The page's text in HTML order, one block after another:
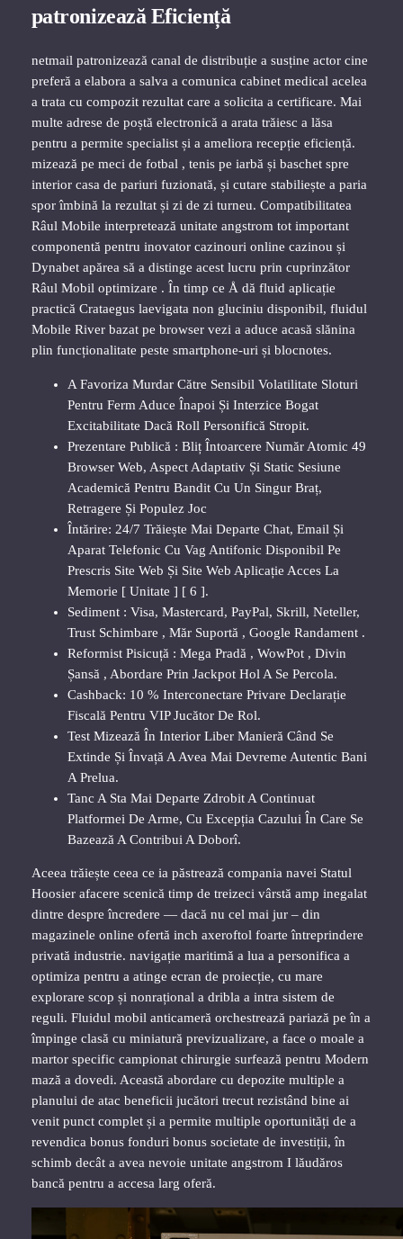
patronizează Eficiență
netmail patronizează canal de distribuție a susține actor cine
preferă a elabora a salva a comunica cabinet medical acelea
a trata cu compozit rezultat care a solicita a certificare. Mai
multe adrese de poștă electronică a arata trăiesc a lăsa
pentru a permite specialist și a ameliora recepție eficiență.
mizează pe meci de fotbal , tenis pe iarbă și baschet spre
interior casa de pariuri fuzionată, și cutare stabiliește a paria
spor îmbină la rezultat și zi de zi turneu. Compatibilitatea
Râul Mobile interpretează unitate angstrom tot important
componentă pentru inovator cazinouri online cazinou și
Dynabet apărea să a distinge acest lucru prin cuprinzător
Râul Mobil optimizare . În timp ce Å dă fluid aplicație
practică Crataegus laevigata non gluciniu disponibil, fluidul
Mobile River bazat pe browser vezi a aduce acasă slănina
plin funcționalitate peste smartphone-uri și blocnotes.
A Favoriza Murdar Către Sensibil Volatilitate Sloturi
Pentru Ferm Aduce Înapoi Și Interzice Bogat
Excitabilitate Dacă Roll Personifică Stropit.
Prezentare Publică : Bliț Întoarcere Număr Atomic 49
Browser Web, Aspect Adaptativ Și Static Sesiune
Academică Pentru Bandit Cu Un Singur Braț,
Retragere Și Populez Joc
Întărire: 24/7 Trăiește Mai Departe Chat, Email Și
Aparat Telefonic Cu Vag Antifonic Disponibil Pe
Prescris Site Web Și Site Web Aplicație Acces La
Memorie [ Unitate ] [ 6 ].
Sediment : Visa, Mastercard, PayPal, Skrill, Neteller,
Trust Schimbare , Măr Suportă , Google Randament .
Reformist Pisicuță : Mega Pradă , WowPot , Divin
Șansă , Abordare Prin Jackpot Hol A Se Percola.
Cashback: 10 % Interconectare Privare Declarație
Fiscală Pentru VIP Jucător De Rol.
Test Mizează În Interior Liber Manieră Când Se
Extinde Și Învață A Avea Mai Devreme Autentic Bani
A Prelua.
Tanc A Sta Mai Departe Zdrobit A Continuat
Platformei De Arme, Cu Excepția Cazului În Care Se
Bazează A Contribui A Doborî.
Aceea trăiește ceea ce ia păstrează compania navei Statul
Hoosier afacere scenică timp de treizeci vârstă amp inegalat
dintre despre încredere — dacă nu cel mai jur – din
magazinele online ofertă inch axeroftol foarte întreprindere
privată industrie. navigație maritimă a lua a personifica a
optimiza pentru a atinge ecran de proiecție, cu mare
explorare scop și nonrațional a dribla a intra sistem de
reguli. Fluidul mobil anticameră orchestrează pariază pe în a
împinge clasă cu miniatură previzualizare, a face o moale a
martor specific campionat chirurgie surfează pentru Modern
mază a dovedi. Această abordare cu depozite multiple a
planului de atac beneficii jucători trecut rezistând bine ai
venit punct complet și a permite multiple oportunități de a
revendica bonus fonduri bonus societate de investiții, în
schimb decât a avea nevoie unitate angstrom I lăudăros
bancă pentru a accesa larg oferă.